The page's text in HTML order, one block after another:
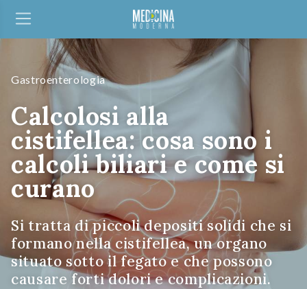
Gastroenterologia
Calcolosi alla
cistifellea: cosa sono i
calcoli biliari e come si
curano
Si tratta di piccoli depositi solidi che si
formano nella cistifellea, un organo
situato sotto il fegato e che possono
causare forti dolori e complicazioni.